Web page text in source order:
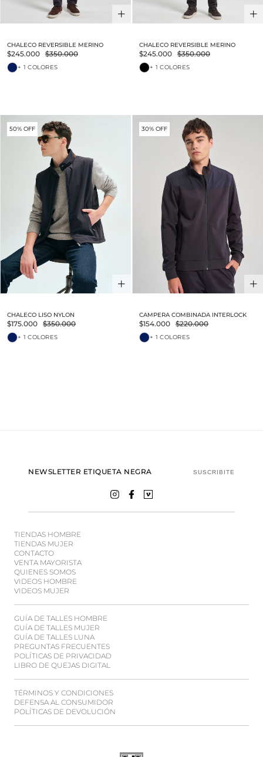
CHALECO REVERSIBLE MERINO
$245.000 $350.000
+ 1 COLORES
CHALECO REVERSIBLE MERINO
$245.000 $350.000
+ 1 COLORES
50% OFF
CHALECO LISO NYLON
$175.000 $350.000
+ 1 COLORES
30% OFF
CAMPERA COMBINADA INTERLOCK
$154.000 $220.000
+ 1 COLORES
TIENDAS HOMBRE
TIENDAS MUJER
CONTACTO
VENTA MAYORISTA
QUIENES SOMOS
VIDEOS HOMBRE
VIDEOS MUJER
GUÍA DE TALLES HOMBRE
GUÍA DE TALLES MUJER
GUÍA DE TALLES LUNA
PREGUNTAS FRECUENTES
POLÍTICAS DE PRIVACIDAD
LIBRO DE QUEJAS DIGITAL
TÉRMINOS Y CONDICIONES
DEFENSA AL CONSUMIDOR
POLÍTICAS DE DEVOLUCIÓN
NEWSLETTER ETIQUETA NEGRA SUSCRIBITE